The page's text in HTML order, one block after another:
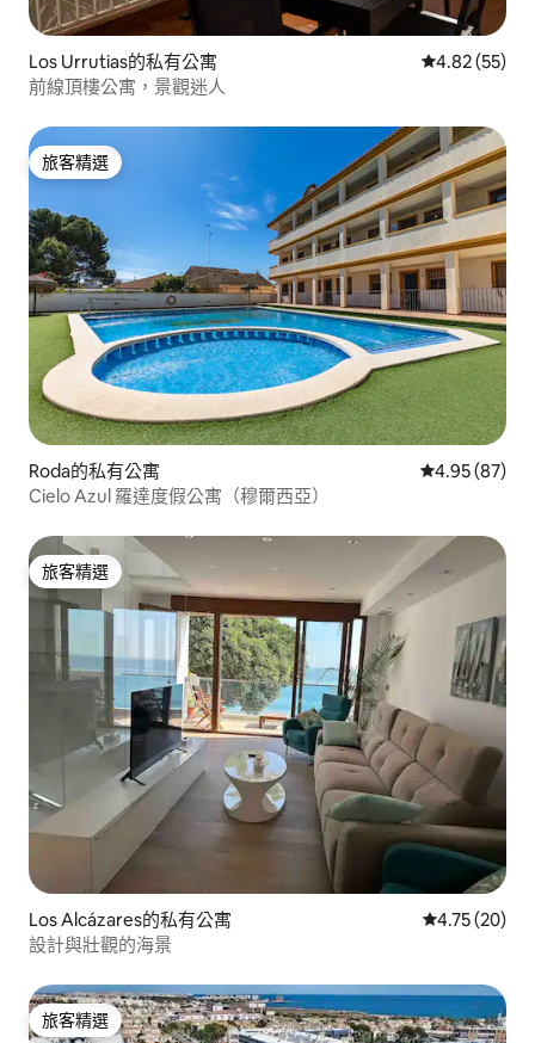
Los Urrutias的私有公寓 從 55 則評價
4.82 (55)
前線頂樓公寓，景觀迷人
旅客精選
旅客精選
Roda的私有公寓 從 87 則評價
4.95 (87)
Cielo Azul 羅達度假公寓（穆爾西亞）
旅客精選
旅客精選
Los Alcázares的私有公寓 從 20 則評價
4.75 (20)
設計與壯觀的海景
旅客精選
旅客精選